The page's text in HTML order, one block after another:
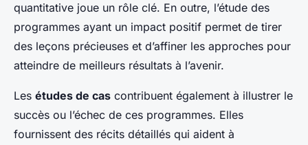
quantitative joue un rôle clé. En outre, l’étude des
programmes ayant un impact positif permet de tirer
des leçons précieuses et d’affiner les approches pour
atteindre de meilleurs résultats à l’avenir.
Les études de cas contribuent également à illustrer le
succès ou l’échec de ces programmes. Elles
fournissent des récits détaillés qui aident à